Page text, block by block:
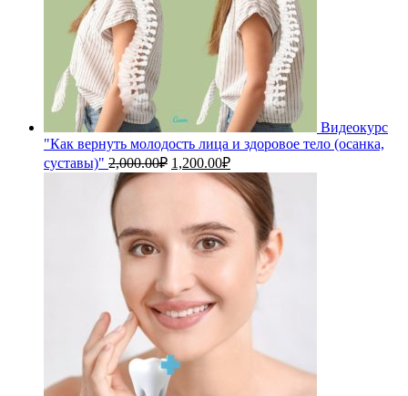
Видеокурс
"Как вернуть молодость лица и здоровое тело (осанка,
суставы)" 2,000.00₽ Первоначальная
цена
составляла
1,200.00₽Текущая
цена:
1,200.00₽.